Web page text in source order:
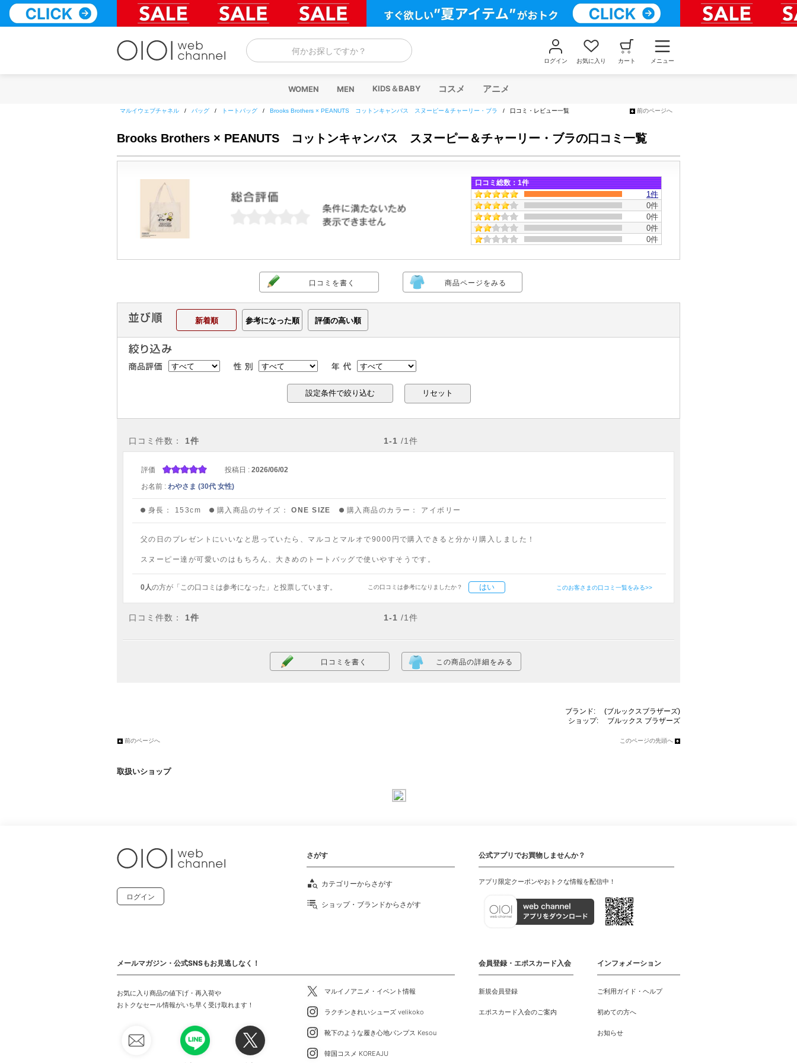
テ
何かお探しですか？
ログイン お気に入り カート メニュー
WOMEN MEN KIDS＆BABY コスメ アニメ
マルイウェブチャネル / バッグ / トートバッグ / Brooks Brothers × PEANUTS コットンキャンバス スヌーピー＆チャーリー・ブラ / 口コミ・レビュー一覧 前のページへ
Brooks Brothers × PEANUTS コットンキャンバス スヌーピー＆チャーリー・ブラの口コミ一覧
口コミ総数：1件
1件
0件
0件
0件
0件
口コミを書く 商品ページをみる
新着順 参考になった順 評価の高い順
リセット
口コミ件数： 1件 1-1 /1件
評価 投稿日 : 2026/06/02
お名前 : わやさま (30代 女性)
身長： 153cm 購入商品のサイズ： ONE SIZE 購入商品のカラー： アイボリー
父の日のプレゼントにいいなと思っていたら、マルコとマルオで9000円で購入できると分かり購入しました！
スヌーピー達が可愛いのはもちろん、大きめのトートバッグで使いやすそうです。
この口コミは参考になりましたか？ はい
0人の方が「この口コミは参考になった」と投票しています。 このお客さまの口コミ一覧をみる>>
口コミ件数： 1件 1-1 /1件
口コミを書く この商品の詳細をみる
ブランド: (ブルックスブラザーズ)
ショップ: ブルックス ブラザーズ
前のページへ このページの先頭へ
取扱いショップ
ログイン
さがす
カテゴリーからさがす
ショップ・ブランドからさがす
公式アプリでお買物しませんか？
アプリ限定クーポンやおトクな情報を配信中！
メールマガジン・公式SNSもお見逃しなく！
お気に入り商品の値下げ・再入荷や
おトクなセール情報がいち早く受け取れます！
マルイノアニメ・イベント情報
ラクチンきれいシューズ velikoko
靴下のような履き心地パンプス Kesou
韓国コスメ KOREAJU
会員登録・エポスカード入会
新規会員登録
エポスカード入会のご案内
インフォメーション
ご利用ガイド・ヘルプ
初めての方へ
お知らせ